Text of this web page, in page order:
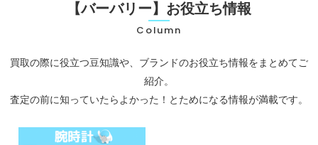
【バーバリー】お役立ち情報
Column
買取の際に役立つ豆知識や、ブランドのお役立ち情報をまとめてご
紹介。
査定の前に知っていたらよかった！とためになる情報が満載です。